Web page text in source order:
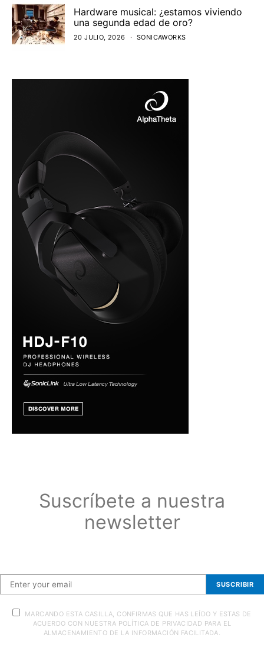
Hardware musical: ¿estamos viviendo
una segunda edad de oro?
20 JULIO, 2026 SONICAWORKS
Suscríbete a nuestra
newsletter
SUSCRIBIR
MARCANDO ESTA CASILLA, CONFIRMAS QUE HAS LEÍDO Y ESTAS DE
ACUERDO CON NUESTRA POLÍTICA DE PRIVACIDAD PARA EL
ALMACENAMIENTO DE LA INFORMACIÓN FACILITADA.